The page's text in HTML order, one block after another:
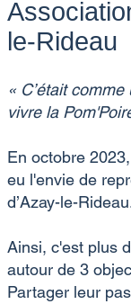
le-Rideau
« C’était
vivre la
En octobre
eu l'envie de
d’Azay-le-
Ainsi, c'est plus
autour de 3
Partager leur